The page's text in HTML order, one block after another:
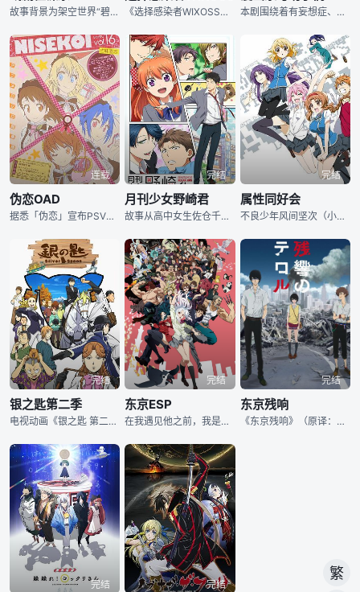
故事背景为架空世界“碧岛”，这座位于日本列岛西南方的岛屿，被财团改造成宏大华丽的白金牢笼。本作主人公是濑良垣苍叶（私市淳 配音），在旧住民区一家“平凡”商店里打工，犬型智能伴侣“莲”常伴其左右，好友红雀（高桥广树 配音）亦对其照顾有加。然而从以前开始，苍叶就一直忍受着原因不明的头痛。同时，岛内又开始流行起一种虚拟对战游戏——“莱姆”。一向对此毫无兴趣的苍叶，某天在送货路上，突然被一名神秘人物拉入了莱姆的异空间内，强制进行对战。头痛的日渐加剧，背负着的沉重过去；神秘人物连番登场，都市传说“神隐”再现，苍叶看 《选择感染者WIXOSS》是兄弟娱乐集团的日本分部WARNER ENTERTAINMENT JAPAN、大手玩具集团TAKARA TOMY以及日本动画公司J.C.STAFF三大阵营共同筹备的跨多媒体大型企划《WIXOSS》的一部分，由佐藤卓哉担任监督、冈田麿里负责系列构成的原创动画。希望、愿望、欲望……怀着各种心情的少女们渐渐地被吞噬进危险游戏的漩涡之中。自从搬家到城市，虽然没有朋友但对生活却也没有特别不满的女国中生小奏露子。露子的哥哥看不惯奶奶替露子感到忧心，于是买了一套很受初高中男女生欢迎的卡片游戏W 本剧围绕着有妄想症、喜欢画女孩子内裤的漫画家爱徒勇气（松冈祯丞 配音），以及他的美女助手足须沙穗都（早见沙织 配音）、新人助手兼忠实粉丝风羽玲奈、超级助手黑井濑奈、还有他的责任编辑音砂见张，描绘了“变态”漫画家和美女助手们的后宫日常。爱徒勇气长着一张还算清秀的俊脸，可惜是个变态，因为想受到女性欢迎而成为漫画家，结果完全不是那么一回事。他非常喜欢在漫画作品里画内裤，还经常对助手们提出各种各样奇怪的要求，让她们感到困扰。不仅如此，他还喜欢偷懒，经常拖稿，给他的责任编辑也添了不少麻烦。美少女助手和超级助手，责任
连载
伪恋OAD
据悉「伪恋」宣布PSV游戏化，游戏将在今秋发售，同时本作还将推出OVA动画，OVA将同款漫画单行版第14卷限定版发售，OVA的内容将是漫画第7巻的58话「损失」，以及第8巻的64话「巫女桑」。OVA2将同捆于2015年4月3日发售的漫画单行本第17卷中伪恋全集动画故事简介：那是很久以前极为珍贵的约定：你拿着锁，我拿着钥匙，将其珍视之物，时刻不离带在身边。等到有一天我们长大再会的时候，用这把钥匙将其中的东西取出来，那时候……我们就结婚吧。十年后，这把锁依旧尚未开启。自称有着大众脸的高中生一条乐，其实是这一代
完结
月刊少女野崎君
故事从高中女生佐仓千代（小泽亚李 配音）的一场告白开始，她的暗恋对象是与自己同年级的男生——身高一米九、男子气概十足的野崎君（中村悠一 配音），而告白的结果居然是得到了他的亲笔签名。正当千代为自己的告白台词“我是你的粉丝”引起了误会而感到苦恼时，野崎君居然直接邀请千代回家。她又紧张又期待，谁知道等待着她的是一堆漫画原稿，她糊里糊涂地当起了漫画助手。千代这才知道，自己的心上人野崎君原来是知名少女漫画家。 虽然作品以描绘细腻的少女心思著称，野崎君本人却意外地神经大条，而且完全没有恋爱经历，他的漫画角色原型来自
完结
属性同好会
不良少年风间坚次（小西克幸 配音）就读高中二年级，与横缟、长山组成不良少年团体“风间一派”。就是这么一个横行于校园之内的不良学生，在一次偶然的机会中，闯进了因成员太少面临废部的“游戏制作部”，遇到隶属该部的四名女子成员，她们自称身怀各自的“属性”——炎属性的柴崎芦花（花泽香菜 配音）、土属性的乌山千岁、水属性的水上樱以及雷属性的大泽南。面对这种超现实的社团，坚次当然不肯加入，于是她们四人运用各自属性技能，对坚次发起攻击，目的就是让他加入。坚次不仅得面对四名带着“属性”的成员，还要对付随之而来的所谓“真正的
完结
银之匙第二季
电视动画《银之匙 第二季》是《银之匙》系列第2期作品。位于北海道的大虾夷农业高等学校（通称“虾夷农高”）是一所寄宿制农业高中，学生多是以从事农业作为目标的农家子弟。新学年伊始，虾夷农高迎来了一位与众不同的学生，八轩勇吾，他从城市来到乡下，通过正常的入学考试考入农高，现就读于乳畜系一年级。他身边的同学都有着继承家业、成为兽医之类的理想，他却找不到明确的人生目标，这让他感到焦躁不安。本以为自己成绩优异，可以在考试中拔得头筹，他却发现农高的课程与普通的升学高中大大不同。此外，农高的社团均是体育系，在御影秋的鼓励
完结
东京ESP
在我遇见他之前，我是不相信（奇迹）那种东西存在的。带着这样的想法，漆叶凛华在回家路上发现了“飞在空中的企鹅”为了一夜暴富的凛华追踪企鹅的时候遇到了发光的鱼群，在追寻“飞在空中的企鹅”时，与空中飞过的光之鱼接触后失去了意识。第二天醒来，身体竟然穿过了地板！？同时东京出现了大量的超能力觉醒者。
完结
东京残响
《东京残响》（原译：《恐怖残响》）是由日本动画公司MAPPA制作的一部原创电视动画，于2014年7月10日在富士电视台的“noitaminA”栏目播放，全11话。在某个平凡的夏日，东京遭到了炸弹恐怖袭击。导致日本从平稳的睡梦中惊醒的犯人，仅仅是两个少年。自称为“斯芬克斯”的犯人们，将把全日本卷入一场壮大的游戏。
完结 完结